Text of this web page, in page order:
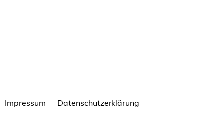
Impressum Datenschutzerklärung